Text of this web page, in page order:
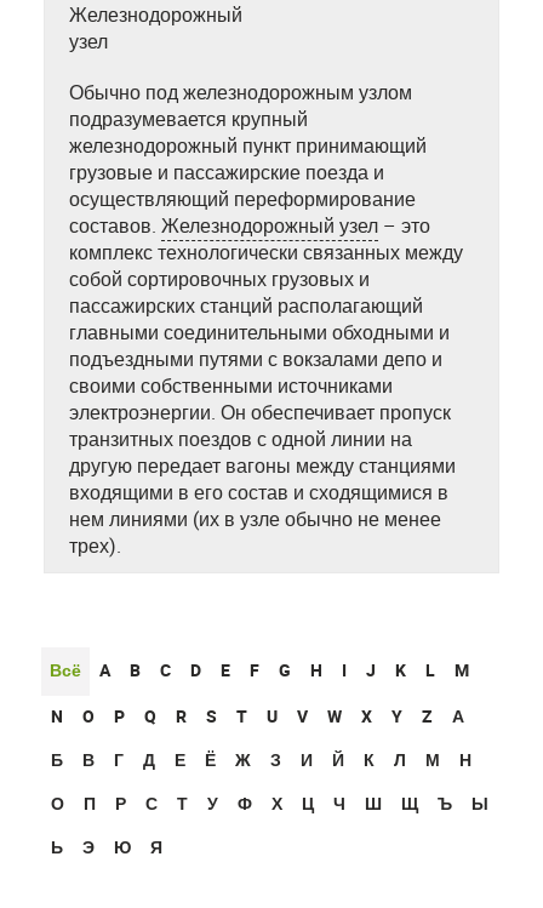
Железнодорожный
узел
Обычно под железнодорожным узлом
подразумевается крупный
железнодорожный пункт принимающий
грузовые и пассажирские поезда и
осуществляющий переформирование
составов. Железнодорожный узел – это
комплекс технологически связанных между
собой сортировочных грузовых и
пассажирских станций располагающий
главными соединительными обходными и
подъездными путями с вокзалами депо и
своими собственными источниками
электроэнергии. Он обеспечивает пропуск
транзитных поездов с одной линии на
другую передает вагоны между станциями
входящими в его состав и сходящимися в
нем линиями (их в узле обычно не менее
трех).
Всё A B C D E F G H I J K L
M
N
O P Q R S T U V W X Y Z
А
Б
В Г Д Е Ё Ж З И Й К Л М
Н
О
П Р С Т У Ф Х Ц Ч Ш Щ Ъ
Ы
Ь
Э Ю Я